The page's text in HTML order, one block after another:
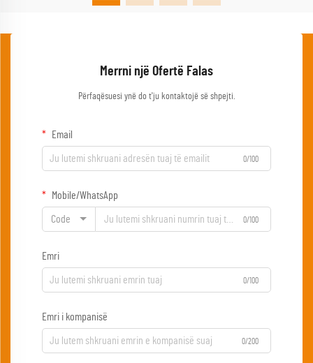
Merrni një Ofertë Falas
Përfaqësuesi ynë do t'ju kontaktojë së shpejti.
Email
0/100
Mobile/WhatsApp
Code 0/100
Emri
0/100
Emri i kompanisë
0/200